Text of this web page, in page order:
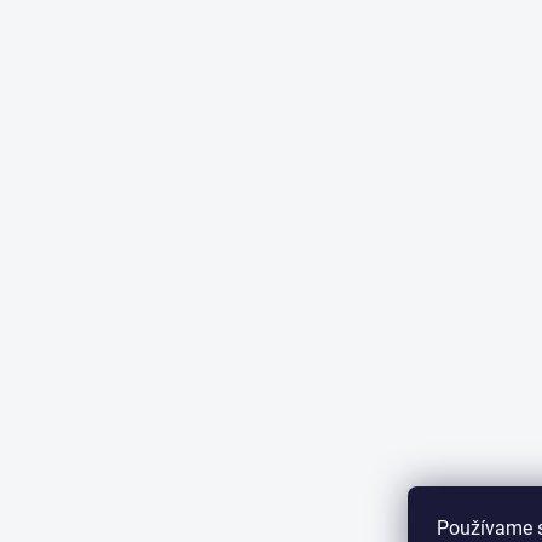
Používame